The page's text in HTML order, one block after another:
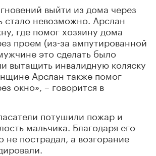
выйти из дома через
стало невозможно. Арслан
где помог хозяину дома
проем (из-за ампутированной
это сделать было
вытащить инвалидную коляску
Арслан также помог
окно», – говорится в
потушили пожар и
мальчика. Благодаря его
пострадал, а возгорание